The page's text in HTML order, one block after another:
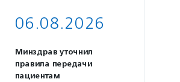
06.08.2026
Минздрав уточнил
правила передачи
пациентам